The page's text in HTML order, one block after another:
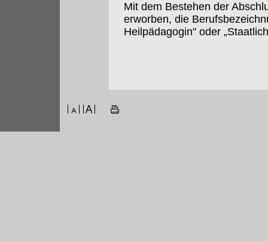
Mit dem Bestehen der
erworben, die
Heilpädagogin" oder